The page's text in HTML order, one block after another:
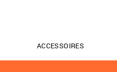
ACCESSOIRES